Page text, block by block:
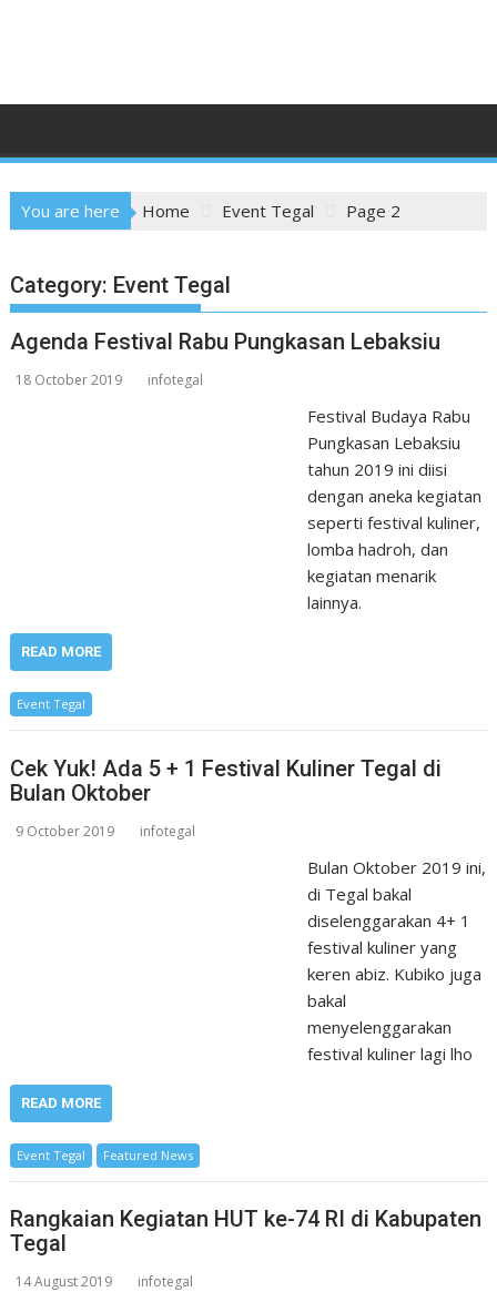
You are here Home Event Tegal Page 2
Category: Event Tegal
Agenda Festival Rabu Pungkasan Lebaksiu
18 October 2019 infotegal
Festival Budaya Rabu
Pungkasan Lebaksiu
tahun 2019 ini diisi
dengan aneka kegiatan
seperti festival kuliner,
lomba hadroh, dan
kegiatan menarik
lainnya.
READ MORE
Event Tegal
Cek Yuk! Ada 5 + 1 Festival Kuliner Tegal di
Bulan Oktober
9 October 2019 infotegal
Bulan Oktober 2019 ini,
di Tegal bakal
diselenggarakan 4+ 1
festival kuliner yang
keren abiz. Kubiko juga
bakal
menyelenggarakan
festival kuliner lagi lho
READ MORE
Event Tegal Featured News
Rangkaian Kegiatan HUT ke-74 RI di Kabupaten
Tegal
14 August 2019 infotegal